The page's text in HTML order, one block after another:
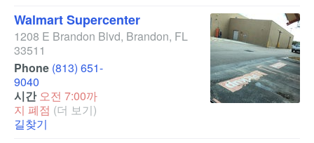
Walmart Supercenter
1208 E Brandon Blvd, Brandon, FL
33511
Phone (813) 651-
9040
시간 오전 7:00까
지 폐점 (더 보기)
길찾기